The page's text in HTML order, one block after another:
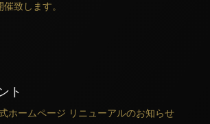
致します。
ト
ホームページ リニューアルのお知らせ